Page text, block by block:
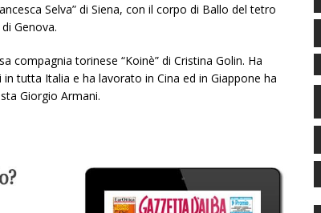
Selva” di Siena, con il corpo di Ballo del tetro
Genova.
compagnia torinese “Koinè” di Cristina Golin. Ha
tutta Italia e ha lavorato in Cina ed in Giappone ha
Giorgio Armani.